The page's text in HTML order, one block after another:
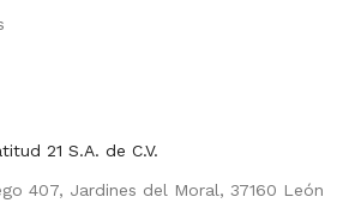
21 S.A. de C.V.
407, Jardines del Moral, 37160 León